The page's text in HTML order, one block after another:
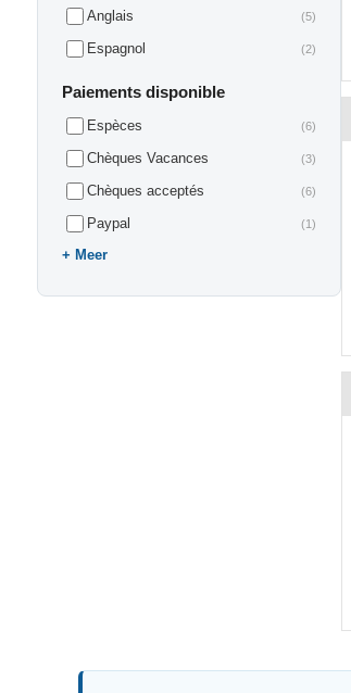
Anglais (5)
Espagnol (2)
Paiements disponible
Espèces (6)
Chèques Vacances (3)
Chèques acceptés (6)
Paypal (1)
Meer